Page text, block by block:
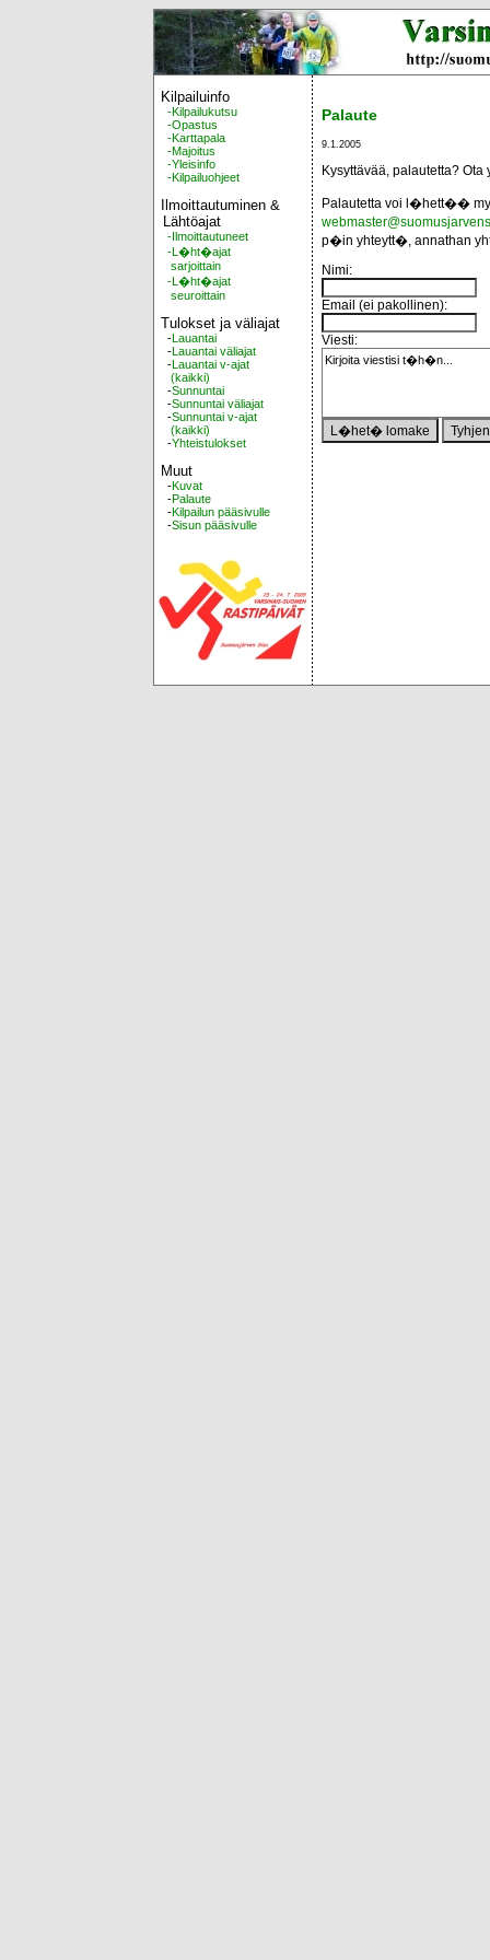
Kilpailuinfo
-Kilpailukutsu
-Opastus
-Karttapala
-Majoitus
-Yleisinfo
-Kilpailuohjeet
Ilmoittautuminen &
Lähtöajat
-Ilmoittautuneet
-L�ht�ajat
sarjoittain
-L�ht�ajat
seuroittain
Tulokset ja väliajat
-Lauantai
-Lauantai väliajat
-Lauantai v-ajat
(kaikki)
-Sunnuntai
-Sunnuntai väliajat
-Sunnuntai v-ajat
(kaikki)
-Yhteistulokset
Muut
-Kuvat
-Palaute
-Kilpailun pääsivulle
-Sisun pääsivulle
Palaute
9.1.2005
Kysyttävää, palautetta?
Palautetta voi l�hett��
p�in yhteytt�, annathan
Nimi:
Email (ei pakollinen):
Viesti: